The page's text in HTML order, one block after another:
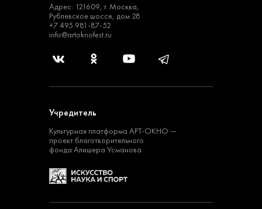
Адрес: 121609, г. Москва,
Рублевское шоссе, дом 28
+7 495 981-87-52
info@artoknofest.ru
Учредитель
Культурная платформа АРТ-ОКНО —
проект благотворительного
фонда Алишера Усманова